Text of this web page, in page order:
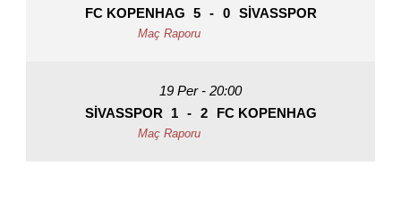
FC KOPENHAG
5 - 0 SIVASSPOR
19 Per - 20:00
SIVASSPOR
1 - 2 FC KOPENHAG